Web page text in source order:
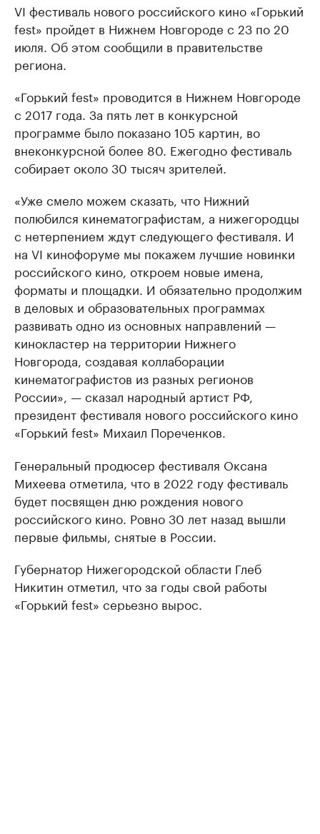
VI фестиваль нового российского кино «Горький
fest» пройдет в Нижнем Новгороде с 23 по 20
июля. Об этом сообщили в правительстве
региона.
«Горький fest» проводится в Нижнем Новгороде
с 2017 года. За пять лет в конкурсной
программе было показано 105 картин, во
внеконкурсной более 80. Ежегодно фестиваль
собирает около 30 тысяч зрителей.
«Уже смело можем сказать, что Нижний
полюбился кинематографистам, а нижегородцы
с нетерпением ждут следующего фестиваля. И
на VI кинофоруме мы покажем лучшие новинки
российского кино, откроем новые имена,
форматы и площадки. И обязательно продолжим
в деловых и образовательных программах
развивать одно из основных направлений —
кинокластер на территории Нижнего
Новгорода, создавая коллаборации
кинематографистов из разных регионов
России», — сказал народный артист РФ,
президент фестиваля нового российского кино
«Горький fest» Михаил Пореченков.
Генеральный продюсер фестиваля Оксана
Михеева отметила, что в 2022 году фестиваль
будет посвящен дню рождения нового
российского кино. Ровно 30 лет назад вышли
первые фильмы, снятые в России.
Губернатор Нижегородской области Глеб
Никитин отметил, что за годы свой работы
«Горький fest» серьезно вырос.